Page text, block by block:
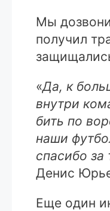
Мы
получил
«Да, к
внутри
бить по
наши
спасибо
Денис
Еще один